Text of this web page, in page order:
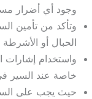
وجود أي أضرار
وتأكد من تأمين
الحبال أو الأشرطة
واستخدام إشارات
خاصة عند السير
حيث يجب على